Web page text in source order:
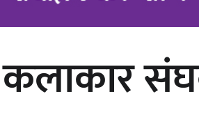
चलचित्र ‘माया भनेकै यस्तो
गीत सार्वजनिक